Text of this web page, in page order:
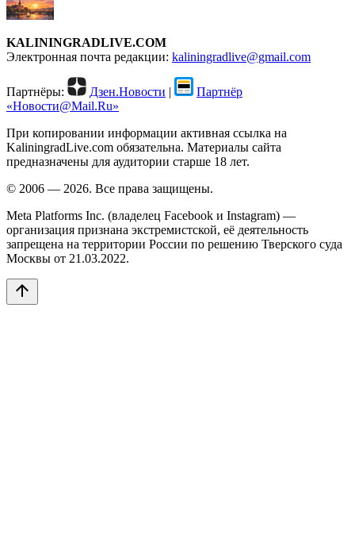
KALININGRADLIVE.COM
Электронная почта редакции: kaliningradlive@gmail.com
Партнёры: Дзен.Новости |
Партнёр
«Новости@Mail.Ru»
При копировании информации активная ссылка на
KaliningradLive.com обязательна. Материалы сайта
предназначены для аудитории старше 18 лет.
© 2006 — 2026. Все права защищены.
Meta Platforms Inc. (владелец Facebook и Instagram) —
организация признана экстремистской, её деятельность
запрещена на территории России по решению Тверского суда
Москвы от 21.03.2022.
arrow_upward